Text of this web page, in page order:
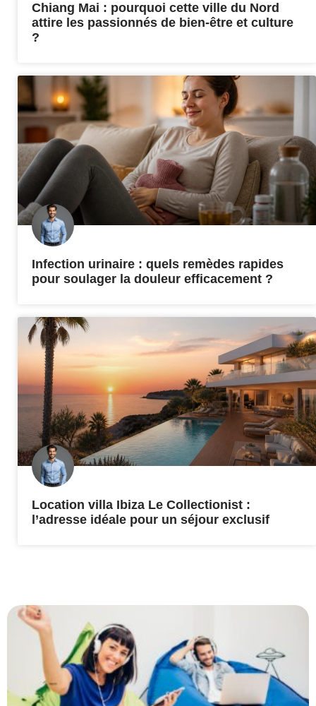
Chiang Mai : pourquoi cette ville du Nord
attire les passionnés de bien-être et culture
?
Infection urinaire : quels remèdes rapides
pour soulager la douleur efficacement ?
Location villa Ibiza Le Collectionist :
l’adresse idéale pour un séjour exclusif